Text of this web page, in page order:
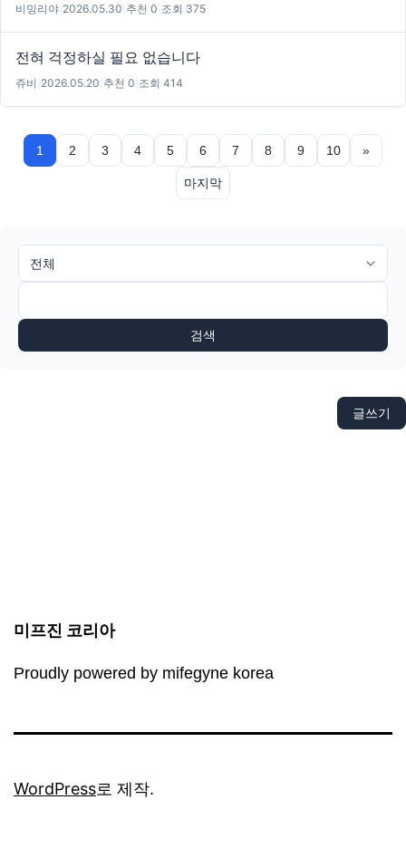
비밍리야 2026.05.30 추천 0 조회 375
전혀 걱정하실 필요 없습니다
쥬비 2026.05.20 추천 0 조회 414
1 2 3 4 5 6 7 8 9 10 »
마지막
검색
글쓰기
미프진 코리아
Proudly powered by mifegyne korea
WordPress로 제작.